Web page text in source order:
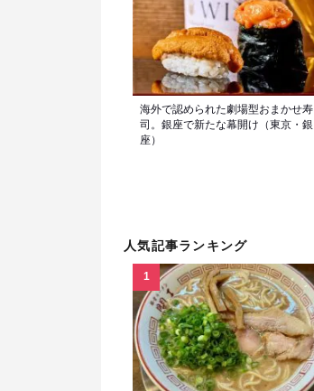
海外で認められた劇場型おまかせ寿
司。銀座で新たな幕開け（東京・銀
座）
人気記事ランキング